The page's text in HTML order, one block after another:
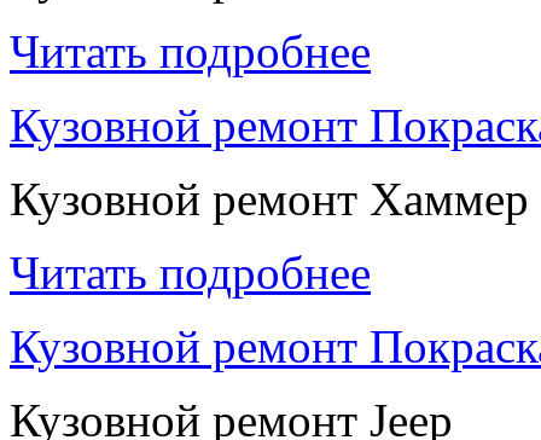
Читать подробнее
Кузовной ремонт
Кузовной ремонт Хаммер
Читать подробнее
Кузовной ремонт
Кузовной ремонт Jeep